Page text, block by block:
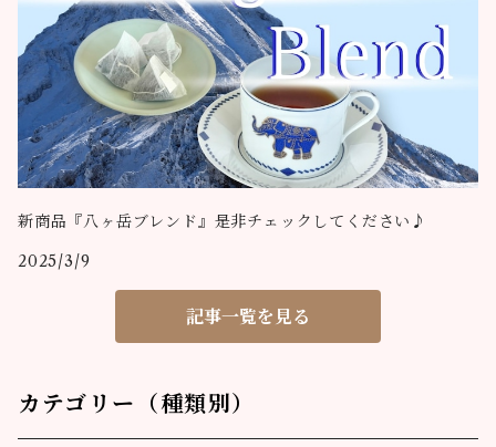
新商品『八ヶ岳ブレンド』是非チェックしてください♪
2025/3/9
記事一覧を見る
カテゴリー（種類別）